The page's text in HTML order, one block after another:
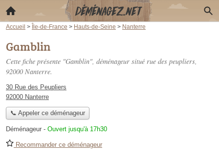
Accueil > Île-de-France > Hauts-de-Seine > Nanterre
Gamblin
Cette fiche présente "Gamblin", déménageur situé rue des peupliers,
92000 Nanterre.
30 Rue des Peupliers
92000 Nanterre
📞 Appeler ce déménageur
Déménageur - Ouvert jusqu'à 17h30
Recommander ce déménageur